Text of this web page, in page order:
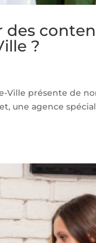
des
?
Ville présente de
une agence